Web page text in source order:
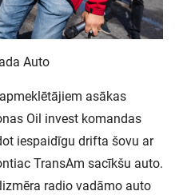
Auto
asākas
Oil invest komandas
iespaidīgu drifta šovu ar
TransAm sacīkšu auto.
radio vadāmo auto